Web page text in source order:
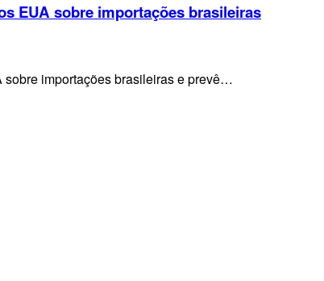
EUA sobre importações brasileiras
sobre importações brasileiras e prevê…